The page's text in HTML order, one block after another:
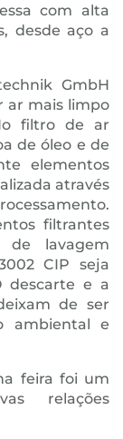
com alta
desde aço a
GmbH
ar mais limpo
filtro de ar
de óleo e de
elementos
através
filtrantes
de lavagem
CIP seja
descarte e a
de ser
ambiental e
feira foi um
relações